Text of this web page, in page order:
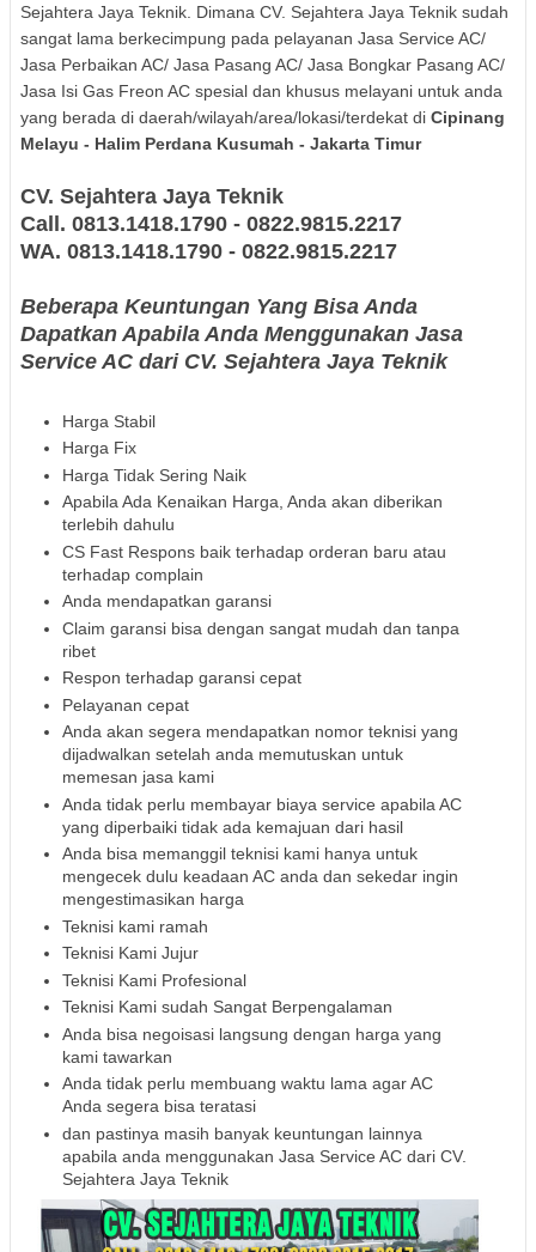
Sejahtera Jaya Teknik. Dimana CV. Sejahtera Jaya Teknik sudah
sangat lama berkecimpung pada pelayanan Jasa Service AC/
Jasa Perbaikan AC/ Jasa Pasang AC/ Jasa Bongkar Pasang AC/
Jasa Isi Gas Freon AC spesial dan khusus melayani untuk anda
yang berada di daerah/wilayah/area/lokasi/terdekat di Cipinang
Melayu - Halim Perdana Kusumah - Jakarta Timur
CV. Sejahtera Jaya Teknik
Call. 0813.1418.1790 - 0822.9815.2217
WA. 0813.1418.1790 - 0822.9815.2217
Beberapa Keuntungan Yang Bisa Anda
Dapatkan Apabila Anda Menggunakan Jasa
Service AC dari CV. Sejahtera Jaya Teknik
Harga Stabil
Harga Fix
Harga Tidak Sering Naik
Apabila Ada Kenaikan Harga, Anda akan diberikan
terlebih dahulu
CS Fast Respons baik terhadap orderan baru atau
terhadap complain
Anda mendapatkan garansi
Claim garansi bisa dengan sangat mudah dan tanpa
ribet
Respon terhadap garansi cepat
Pelayanan cepat
Anda akan segera mendapatkan nomor teknisi yang
dijadwalkan setelah anda memutuskan untuk
memesan jasa kami
Anda tidak perlu membayar biaya service apabila AC
yang diperbaiki tidak ada kemajuan dari hasil
Anda bisa memanggil teknisi kami hanya untuk
mengecek dulu keadaan AC anda dan sekedar ingin
mengestimasikan harga
Teknisi kami ramah
Teknisi Kami Jujur
Teknisi Kami Profesional
Teknisi Kami sudah Sangat Berpengalaman
Anda bisa negoisasi langsung dengan harga yang
kami tawarkan
Anda tidak perlu membuang waktu lama agar AC
Anda segera bisa teratasi
dan pastinya masih banyak keuntungan lainnya
apabila anda menggunakan Jasa Service AC dari CV.
Sejahtera Jaya Teknik